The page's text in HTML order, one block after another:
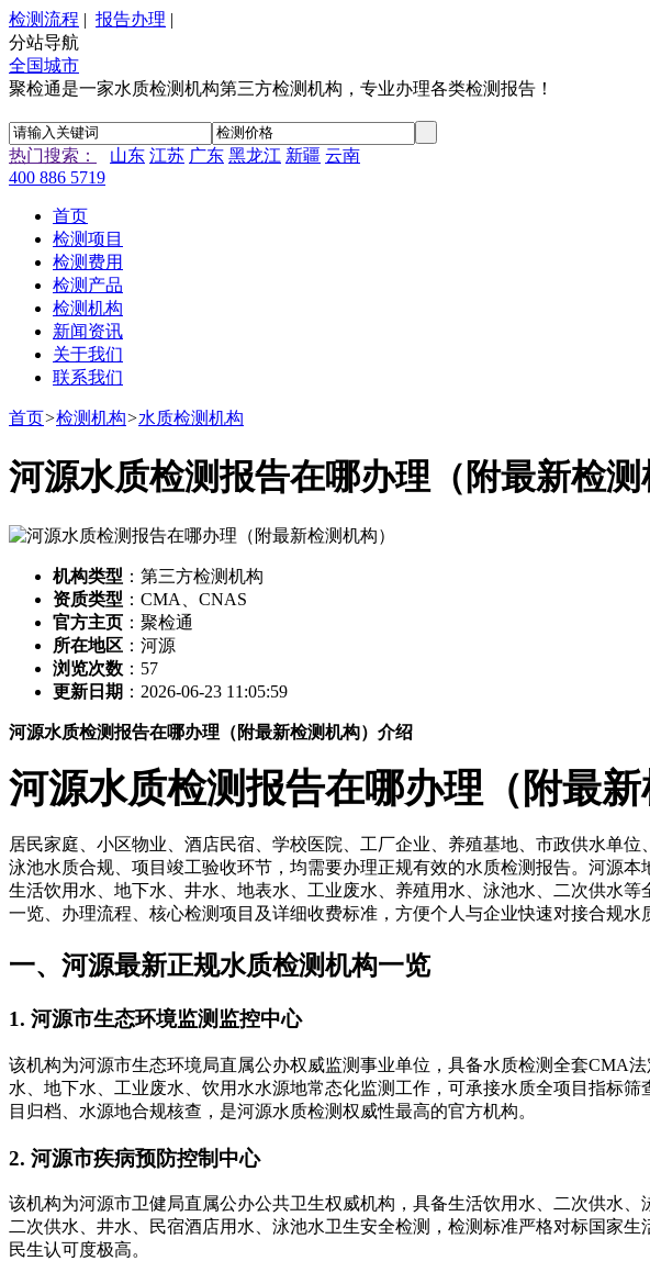
检测流程 | 报告办理 |
分站导航
全国城市
聚检通是一家水质检测机构第三方检测机构，专业办理各类检测报告！
热门搜索： 山东 江苏 广东 黑龙江 新疆 云南
400 886 5719
首页
检测项目
检测费用
检测产品
检测机构
新闻资讯
关于我们
联系我们
首页>检测机构>水质检测机构
河源水质检测报告在哪办理（附最新检测
机构类型 ：第三方检测机构
资质类型 ：CMA、CNAS
官方主页 ：聚检通
所在地区 ：河源
浏览次数 ： 57
更新日期 ：2026-06-23 11:05:59
河源水质检测报告在哪办理（附最新检测机构）介绍
河源水质检测报告在哪办理（附最新
居民家庭、小区物业、酒店民宿、学校医院、工厂企业、养殖基地、市政供水单
泳池水质合规、项目竣工验收环节，均需要办理正规有效的水质检测报告。河源
生活饮用水、地下水、井水、地表水、工业废水、养殖用水、泳池水、二次供水
一览、办理流程、核心检测项目及详细收费标准，方便个人与企业快速对接合规水
一、河源最新正规水质检测机构一览
1. 河源市生态环境监测监控中心
该机构为河源市生态环境局直属公办权威监测事业单位，具备水质检测全套CMA
水、地下水、工业废水、饮用水水源地常态化监测工作，可承接水质全项目指标
目归档、水源地合规核查，是河源水质检测权威性最高的官方机构。
2. 河源市疾病预防控制中心
该机构为河源市卫健局直属公办公共卫生权威机构，具备生活饮用水、二次供水
二次供水、井水、民宿酒店用水、泳池水卫生安全检测，检测标准严格对标国家
民生认可度极高。